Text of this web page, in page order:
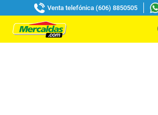
Venta telefónica (606) 8850505